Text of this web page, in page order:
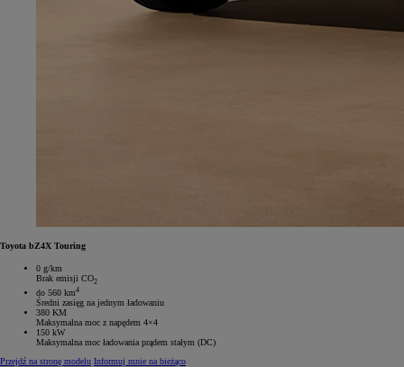
Toyota bZ4X Touring
0 g/km
Brak emisji CO2
do 560 km4
Średni zasięg na jednym ładowaniu
380 KM
Maksymalna moc z napędem 4×4
150 kW
Maksymalna moc ładowania prądem stałym (DC)
Przejdź na stronę modelu Informuj mnie na bieżąco